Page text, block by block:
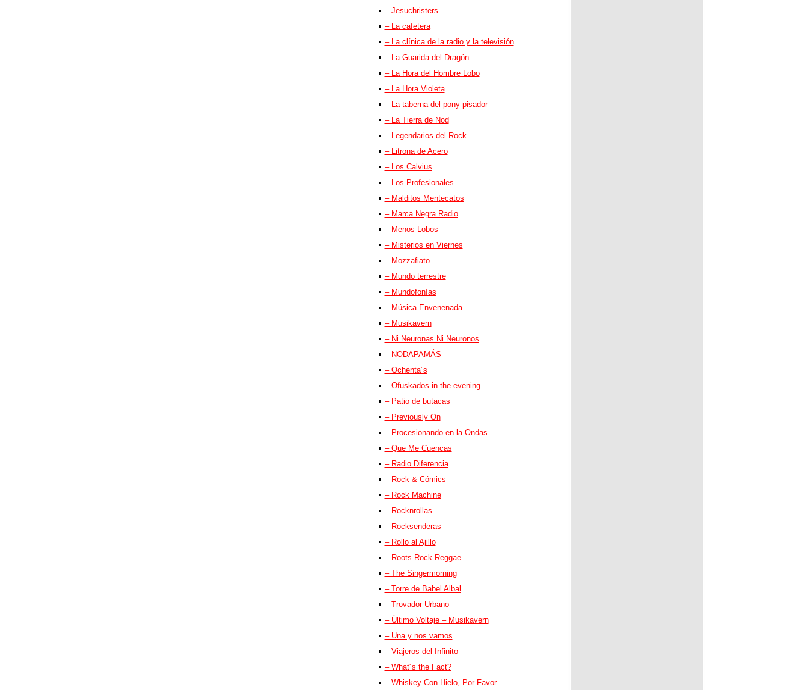
– Jesuchristers
– La cafetera
– La clínica de la radio y la televisión
– La Guarida del Dragón
– La Hora del Hombre Lobo
– La Hora Violeta
– La taberna del pony pisador
– La Tierra de Nod
– Legendarios del Rock
– Litrona de Acero
– Los Calvius
– Los Profesionales
– Malditos Mentecatos
– Marca Negra Radio
– Menos Lobos
– Misterios en Viernes
– Mozzafiato
– Mundo terrestre
– Mundofonías
– Música Envenenada
– Musikavern
– Ni Neuronas Ni Neuronos
– NODAPAMÁS
– Ochenta´s
– Ofuskados in the evening
– Patio de butacas
– Previously On
– Procesionando en la Ondas
– Que Me Cuencas
– Radio Diferencia
– Rock & Cómics
– Rock Machine
– Rocknrollas
– Rocksenderas
– Rollo al Ajillo
– Roots Rock Reggae
– The Singermorning
– Torre de Babel Albal
– Trovador Urbano
– Último Voltaje – Musikavern
– Una y nos vamos
– Viajeros del Infinito
– What´s the Fact?
– Whiskey Con Hielo, Por Favor